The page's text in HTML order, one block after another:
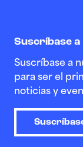
Suscríbase a
Suscríbase a
para ser el
noticias y